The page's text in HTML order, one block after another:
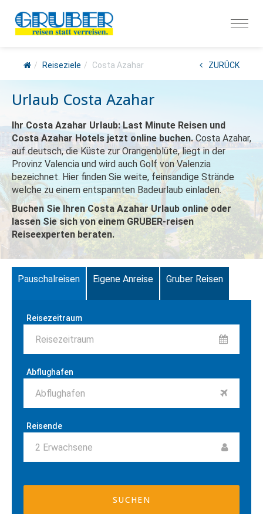
Reiseziele Costa Azahar ZURÜCK
Urlaub Costa Azahar
Ihr Costa Azahar Urlaub: Last Minute Reisen und
Costa Azahar Hotels jetzt online buchen.Costa Azahar,
auf deutsch, die Küste zur Orangenblüte, liegt in der
Provinz Valencia und wird auch Golf von Valenzia
bezeichnet. Hier finden Sie weite, feinsandige Strände
welche zu einem entspannten Badeurlaub einladen.
Buchen Sie Ihren Costa Azahar Urlaub online oder
lassen Sie sich von einem GRUBER-reisen
Reiseexperten beraten.
Pauschalreisen Eigene Anreise Gruber Reisen
Reisezeitraum
Reisezeitraum
Abflughafen
Abflughafen
Reisende
2 Erwachsene